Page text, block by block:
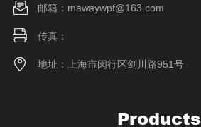
邮箱：mawaywpf@163.com
传真：
地址：上海市闵行区剑川路951号
Products